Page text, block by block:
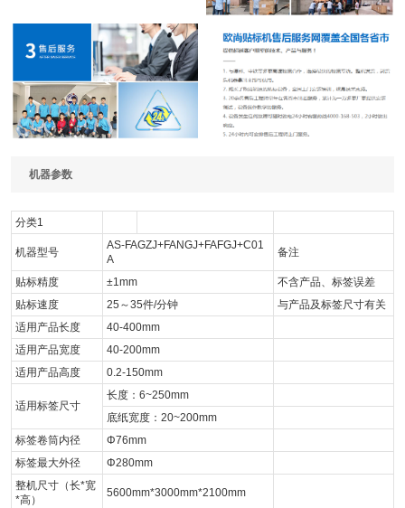
机器参数
分类1
机器型号
AS-FAGZJ+FANGJ+FAFGJ+C01
A
备注
贴标精度 ±1mm
不含产品、标签误差
贴标速度
25～35件/分钟
与产品及标签尺寸有关
适用产品长度
40-400mm
适用产品宽度
40-200mm
适用产品高度
0.2-150mm
适用标签尺寸
长度：6~250mm
底纸宽度：20~200mm
标签卷筒内径
Φ76mm
标签最大外径
Φ280mm
整机尺寸（长*宽
*高）
5600mm*3000mm*2100mm